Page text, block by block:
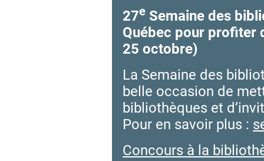
27e Semaine des
Québec pour profiter
25 octobre)
La Semaine des
belle occasion de
bibliothèques et
Pour en savoir plus :
Concours à la